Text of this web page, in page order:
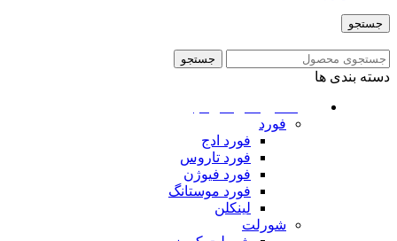
جستجو
جستجو
دسته بندی ها
فورد
فورد ادج
فورد تاروس
فورد فیوژن
فورد موستانگ
لینکلن
شورلت